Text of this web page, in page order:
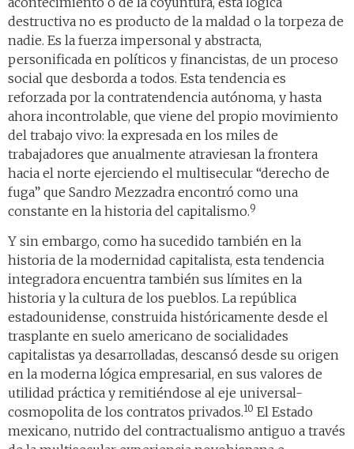
destructiva no es producto de la maldad o la torpeza de
nadie. Es la fuerza impersonal y abstracta,
personificada en políticos y financistas, de un proceso
social que desborda a todos. Esta tendencia es
reforzada por la contratendencia autónoma, y hasta
ahora incontrolable, que viene del propio movimiento
del trabajo vivo: la expresada en los miles de
trabajadores que anualmente atraviesan la frontera
hacia el norte ejerciendo el multisecular “derecho de
fuga” que Sandro Mezzadra encontró como una
constante en la historia del capitalismo.9
Y sin embargo, como ha sucedido también en la
historia de la modernidad capitalista, esta tendencia
integradora encuentra también sus límites en la
historia y la cultura de los pueblos. La república
estadounidense, construida históricamente desde el
trasplante en suelo americano de socialidades
capitalistas ya desarrolladas, descansó desde su origen
en la moderna lógica empresarial, en sus valores de
utilidad práctica y remitiéndose al eje universal-
cosmopolita de los contratos privados.10 El Estado
mexicano, nutrido del contractualismo antiguo a través